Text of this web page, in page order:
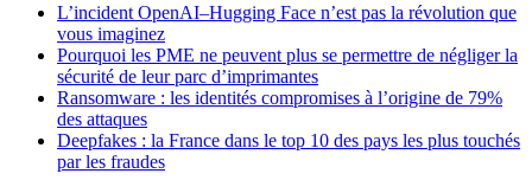
L’incident OpenAI–Hugging Face n’est pas la révolution que
vous imaginez
Pourquoi les PME ne peuvent plus se permettre de négliger la
sécurité de leur parc d’imprimantes
Ransomware : les identités compromises à l’origine de 79%
des attaques
Deepfakes : la France dans le top 10 des pays les plus touchés
par les fraudes